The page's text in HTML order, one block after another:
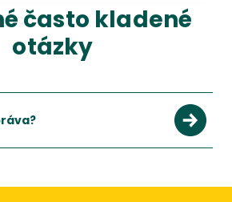
často kladené
otázky